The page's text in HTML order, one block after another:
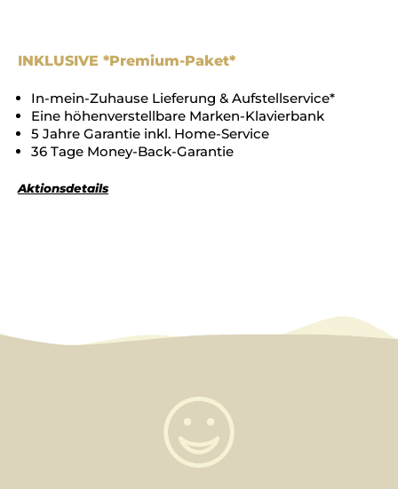
INKLUSIVE *Premium-Paket*
In-mein-Zuhause Lieferung & Aufstellservice*
Eine höhenverstellbare Marken-Klavierbank
5 Jahre Garantie inkl. Home-Service
36 Tage Money-Back-Garantie
Aktionsdetails